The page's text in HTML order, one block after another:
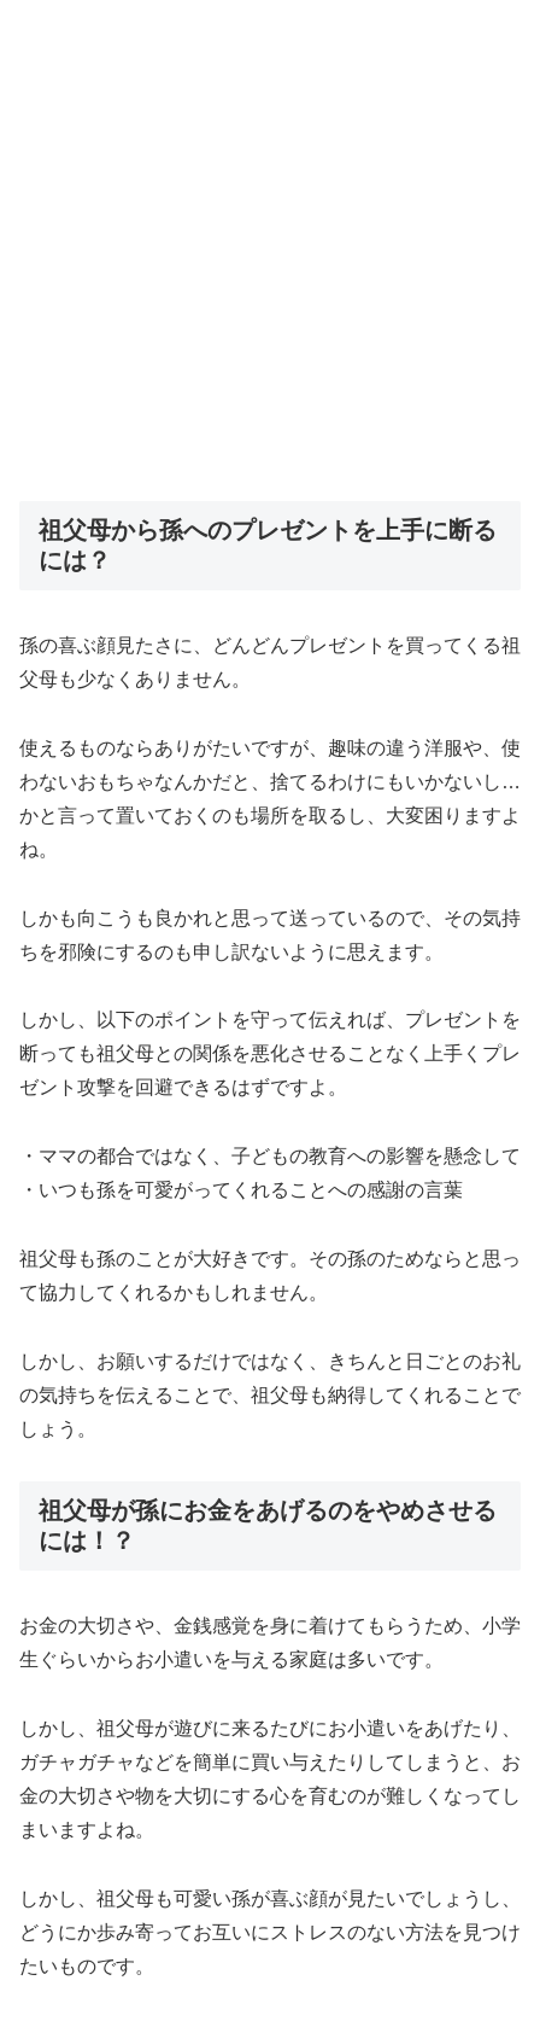
祖父母から孫へのプレゼントを上手に断る
には？
孫の喜ぶ顔見たさに、どんどんプレゼントを買ってくる祖
父母も少なくありません。
使えるものならありがたいですが、趣味の違う洋服や、使
わないおもちゃなんかだと、捨てるわけにもいかないし…
かと言って置いておくのも場所を取るし、大変困りますよ
ね。
しかも向こうも良かれと思って送っているので、その気持
ちを邪険にするのも申し訳ないように思えます。
しかし、以下のポイントを守って伝えれば、プレゼントを
断っても祖父母との関係を悪化させることなく上手くプレ
ゼント攻撃を回避できるはずですよ。
・ママの都合ではなく、子どもの教育への影響を懸念して
・いつも孫を可愛がってくれることへの感謝の言葉
祖父母も孫のことが大好きです。その孫のためならと思っ
て協力してくれるかもしれません。
しかし、お願いするだけではなく、きちんと日ごとのお礼
の気持ちを伝えることで、祖父母も納得してくれることで
しょう。
祖父母が孫にお金をあげるのをやめさせる
には！？
お金の大切さや、金銭感覚を身に着けてもらうため、小学
生ぐらいからお小遣いを与える家庭は多いです。
しかし、祖父母が遊びに来るたびにお小遣いをあげたり、
ガチャガチャなどを簡単に買い与えたりしてしまうと、お
金の大切さや物を大切にする心を育むのが難しくなってし
まいますよね。
しかし、祖父母も可愛い孫が喜ぶ顔が見たいでしょうし、
どうにか歩み寄ってお互いにストレスのない方法を見つけ
たいものです。